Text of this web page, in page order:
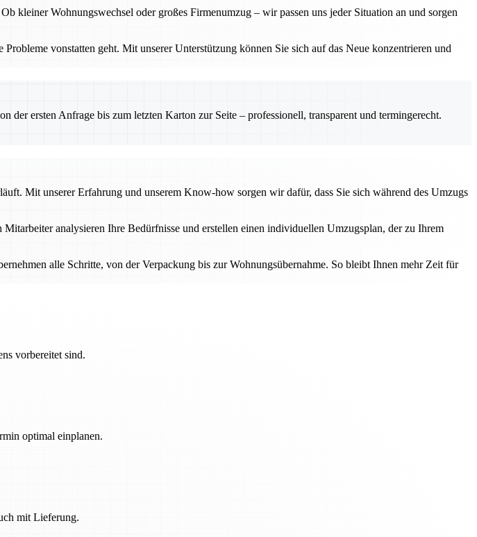
kleiner Wohnungswechsel oder großes Firmenumzug – wir passen uns jeder Situation an und sorgen
vonstatten geht. Mit unserer Unterstützung können Sie sich auf das Neue konzentrieren und
der ersten Anfrage bis zum letzten Karton zur Seite – professionell, transparent und termingerecht.
Mit unserer Erfahrung und unserem Know-how sorgen wir dafür, dass Sie sich während des Umzugs
analysieren Ihre Bedürfnisse und erstellen einen individuellen Umzugsplan, der zu Ihrem
alle Schritte, von der Verpackung bis zur Wohnungsübernahme. So bleibt Ihnen mehr Zeit für
vorbereitet sind.
optimal einplanen.
mit Lieferung.